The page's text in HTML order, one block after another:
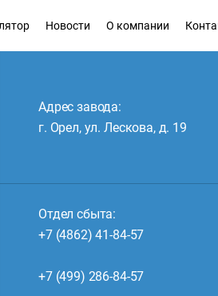
Новости О компании
Адрес завода:
г. Орел, ул. Лескова, д. 19
Отдел сбыта:
+7 (4862) 41-84-57
+7 (499) 286-84-57